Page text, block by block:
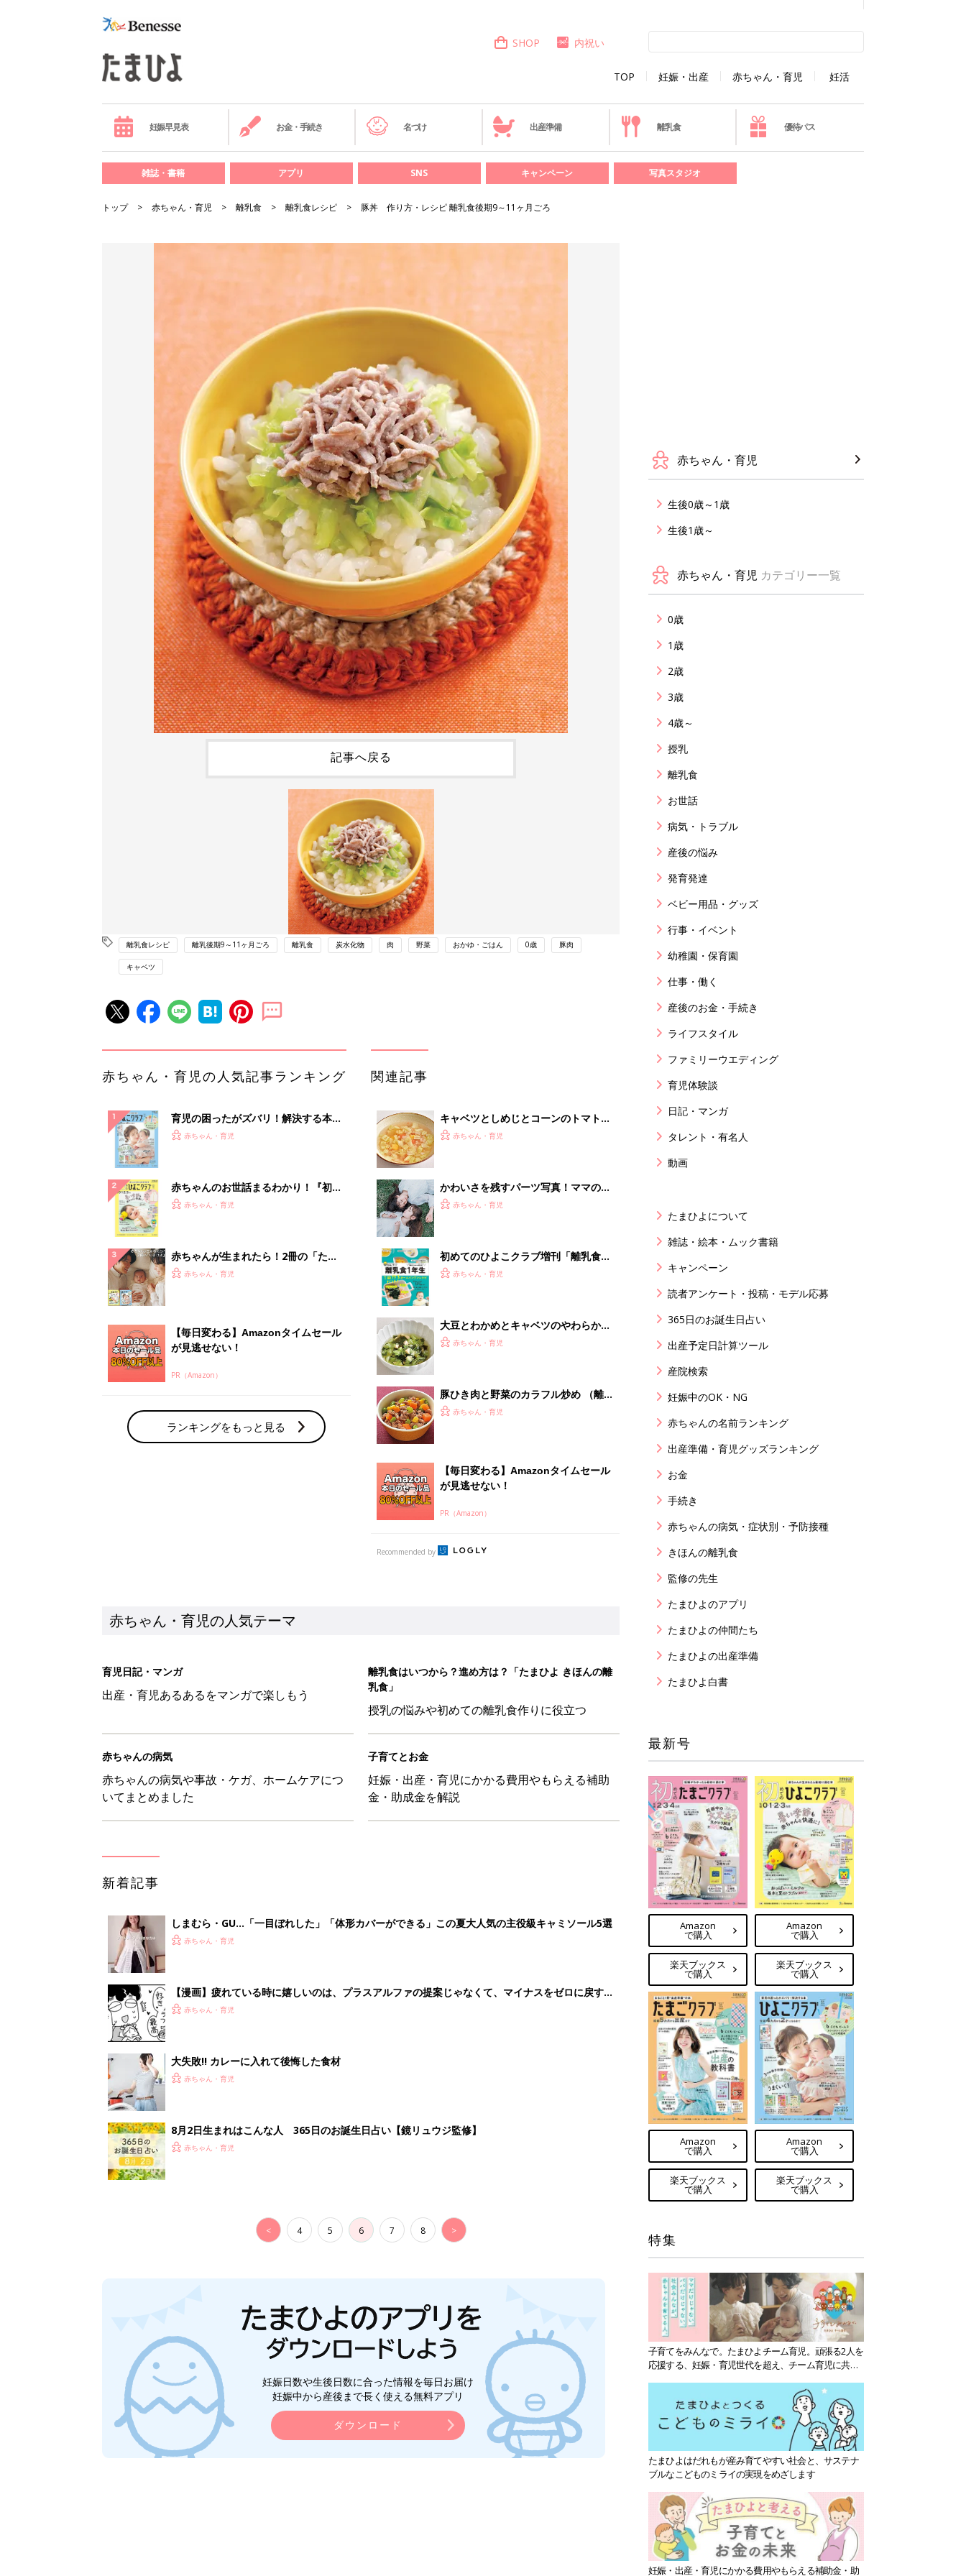
TOP 妊娠・出産 赤ちゃん・育児 妊活
SHOP 内祝い
妊娠早見表 お金・手続き 名づけ 出産準備 離乳食 優待パス
雑誌・書籍 アプリ SNS キャンペーン 写真スタジオ
トップ 赤ちゃん・育児 離乳食 離乳食レシピ 豚丼 作り方・レシピ 離乳食後期9～11ヶ月ごろ
記事へ戻る
離乳食レシピ 離乳後期9～11ヶ月ごろ 離乳食 炭水化物 肉 野菜 おかゆ・ごはん 0歳 豚肉
キャベツ
赤ちゃん・育児の人気記事ランキング
育児の困ったがズバリ！解決する本
『ひよこクラブ 夏号』 4カ月～2才
赤ちゃん・育児
赤ちゃんのお世話まるわかり！『初め
てのひよこクラブ 夏号』〈巻頭大特
解決テク
赤ちゃん・育児
赤ちゃんが生まれたら！2冊の「たま
ひよ」
赤ちゃん・育児
【毎日変わる】Amazonタイムセール
が見逃せない！
PR（Amazon）
ランキングをもっと見る
関連記事
キャベツとしめじとコーンのトマトス
ープ （離乳完了期 1才～1才6カ月ご
赤ちゃん・育児
かわいさを残すパーツ写真！ママのた
めの撮影レシピ vol.19
赤ちゃん・育児
初めてのひよこクラブ増刊「離乳食1
年生 1皿作るだけ！オールインワン​レ
赤ちゃん・育児
大豆とわかめとキャベツのやわらか煮
もの （離乳完了期 1才～1才6カ月ご
赤ちゃん・育児
豚ひき肉と野菜のカラフル炒め （離
乳完了期 1才～1才6カ月ごろ）
赤ちゃん・育児
【毎日変わる】Amazonタイムセール
が見逃せない！
PR（Amazon）
Recommended by
赤ちゃん・育児の人気テーマ
育児日記・マンガ
出産・育児あるあるをマンガで楽しもう
離乳食はいつから？進め方は？「たまひよ きほんの離
乳食」
授乳の悩みや初めての離乳食作りに役立つ
赤ちゃんの病気
赤ちゃんの病気や事故・ケガ、ホームケアにつ
いてまとめました
子育てとお金
妊娠・出産・育児にかかる費用やもらえる補助
金・助成金を解説
新着記事
しまむら・GU…「一目ぼれした」「体形カバーができる」この夏大人気の主役級キャミソール5選
赤ちゃん・育児
【漫画】疲れている時に嬉しいのは、プラスアルファの提案じゃなくて、マイナスをゼロに戻す手
助け『ふうふう子育て ＃90』
赤ちゃん・育児
大失敗!! カレーに入れて後悔した食材
赤ちゃん・育児
8月2日生まれはこんな人 365日のお誕生日占い【鏡リュウジ監修】
赤ちゃん・育児
< 4 5 6 7 8 >
妊娠日数や生後日数に合った情報を毎日お届け
妊娠中から産後まで長く使える無料アプリ
ダウンロード
赤ちゃん・育児
生後0歳～1歳
生後1歳～
赤ちゃん・育児 カテゴリー一覧
0歳
1歳
2歳
3歳
4歳～
授乳
離乳食
お世話
病気・トラブル
産後の悩み
発育発達
ベビー用品・グッズ
行事・イベント
幼稚園・保育園
仕事・働く
産後のお金・手続き
ライフスタイル
ファミリーウエディング
育児体験談
日記・マンガ
タレント・有名人
動画
たまひよについて
雑誌・絵本・ムック書籍
キャンペーン
読者アンケート・投稿・モデル応募
365日のお誕生日占い
出産予定日計算ツール
産院検索
妊娠中のOK・NG
赤ちゃんの名前ランキング
出産準備・育児グッズランキング
お金
手続き
赤ちゃんの病気・症状別・予防接種
きほんの離乳食
監修の先生
たまひよのアプリ
たまひよの仲間たち
たまひよの出産準備
たまひよ白書
最新号
Amazon
で購入
楽天ブックス
で購入
Amazon
で購入
楽天ブックス
で購入
Amazon
で購入
楽天ブックス
で購入
Amazon
で購入
楽天ブックス
で購入
特集
子育てをみんなで。たまひよチーム育児。頑張る2人を
応援する、妊娠・育児世代を超え、チーム育児に共感
たまひよはだれもが産み育てやすい社会と、サステナ
ブルなこどものミライの実現をめざします
妊娠・出産・育児にかかる費用やもらえる補助金・助